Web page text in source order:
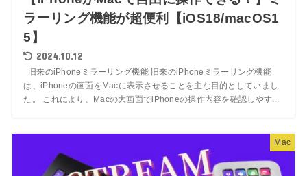
ラーリング機能が超便利【iOS18/macOS1
5】
2024.10.12
旧来のiPhoneミラーリング機能 旧来のiPhoneミラーリング機能
は、iPhoneの画面をMacに表示させることを主な目的としていまし
た。 これにより、Macの大画面でiPhoneの操作内容を確認しやす...
Mac